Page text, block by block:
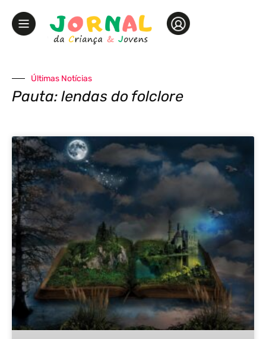
Últimas Notícias
Pauta: lendas do folclore